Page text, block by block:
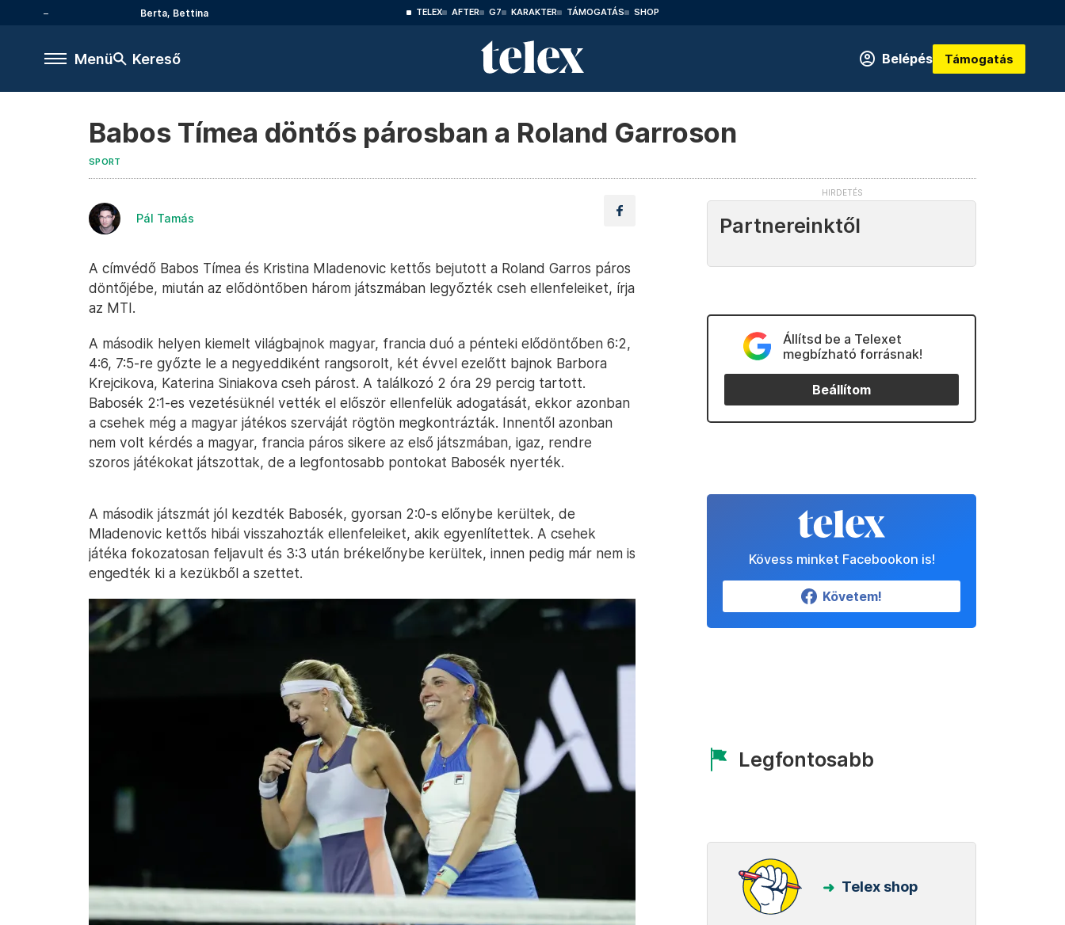
Berta, Bettina TELEX AFTER G7 KARAKTER TÁMOGATÁS SHOP
Menü Kereső Belépés Támogatás
Babos Tímea döntős párosban a Roland Garroson
SPORT
Pál Tamás
A címvédő Babos Tímea és Kristina Mladenovic kettős bejutott a Roland Garros páros
döntőjébe, miután az elődöntőben három játszmában legyőzték cseh ellenfeleiket, írja
az MTI.
A második helyen kiemelt világbajnok magyar, francia duó a pénteki elődöntőben 6:2,
4:6, 7:5-re győzte le a negyeddiként rangsorolt, két évvel ezelőtt bajnok Barbora
Krejcikova, Katerina Siniakova cseh párost. A találkozó 2 óra 29 percig tartott.
Babosék 2:1-es vezetésüknél vették el először ellenfelük adogatását, ekkor azonban
a csehek még a magyar játékos szerváját rögtön megkontrázták. Innentől azonban
nem volt kérdés a magyar, francia páros sikere az első játszmában, igaz, rendre
szoros játékokat játszottak, de a legfontosabb pontokat Babosék nyerték.
A második játszmát jól kezdték Babosék, gyorsan 2:0-s előnybe kerültek, de
Mladenovic kettős hibái visszahozták ellenfeleiket, akik egyenlítettek. A csehek
játéka fokozatosan feljavult és 3:3 után brékelőnybe kerültek, innen pedig már nem is
engedték ki a kezükből a szettet.
Partnereinktől
Állítsd be a Telexet
megbízható forrásnak!
Beállítom
Kövess minket Facebookon is!
Követem!
Legfontosabb
Telex shop